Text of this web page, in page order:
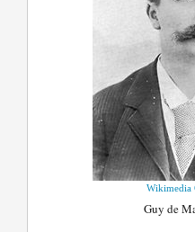
Wikimedia
Guy de